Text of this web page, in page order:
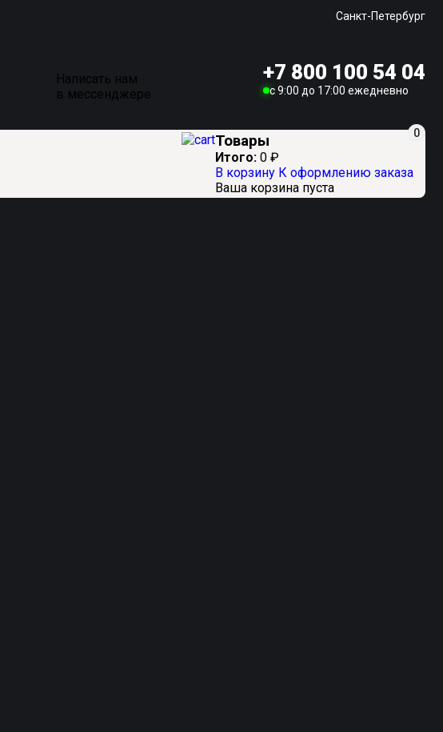
Санкт-Петербург
Написать нам
в мессенджере
+7 800 100 54 04
c 9:00 до 17:00 ежедневно
0
Товары
Итого: 0 ₽
В корзину К оформлению заказа
Ваша корзина пуста